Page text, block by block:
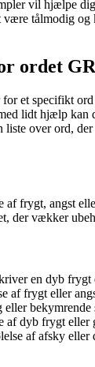
vil hjælpe
tålmodig
ordet
et specifikt
lidt hjælp kan
over ord, der
af frygt, angst
der vækker
en dyb frygt
af frygt eller
eller bekymrende
af dyb frygt eller
af afsky eller